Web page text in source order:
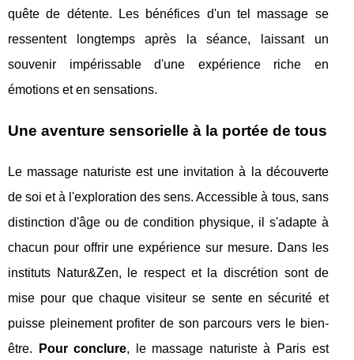
quête de détente. Les bénéfices d'un tel massage se
ressentent longtemps après la séance, laissant un
souvenir impérissable d'une expérience riche en
émotions et en sensations.
Une aventure sensorielle à la portée de tous
Le massage naturiste est une invitation à la découverte
de soi et à l'exploration des sens. Accessible à tous, sans
distinction d'âge ou de condition physique, il s'adapte à
chacun pour offrir une expérience sur mesure. Dans les
instituts Natur&Zen, le respect et la discrétion sont de
mise pour que chaque visiteur se sente en sécurité et
puisse pleinement profiter de son parcours vers le bien-
être.
Pour conclure, le massage naturiste à Paris est